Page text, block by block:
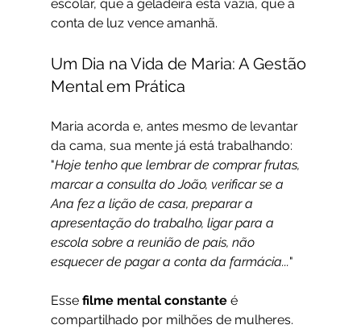
escolar, que a geladeira está vazia, que a
conta de luz vence amanhã.
Um Dia na Vida de Maria: A Gestão
Mental em Prática
Maria acorda e, antes mesmo de levantar
da cama, sua mente já está trabalhando:
"Hoje tenho que lembrar de comprar frutas,
marcar a consulta do João, verificar se a
Ana fez a lição de casa, preparar a
apresentação do trabalho, ligar para a
escola sobre a reunião de pais, não
esquecer de pagar a conta da farmácia..."
Esse filme mental constante é
compartilhado por milhões de mulheres.